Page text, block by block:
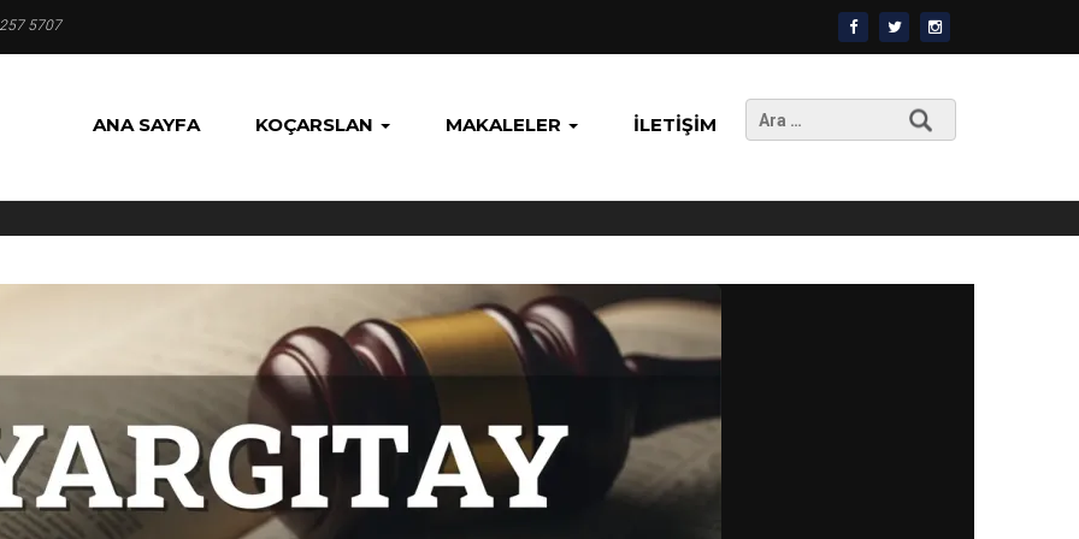
5707
ANA SAYFA KOÇARSLAN MAKALELER İLETIŞIM
Arama: